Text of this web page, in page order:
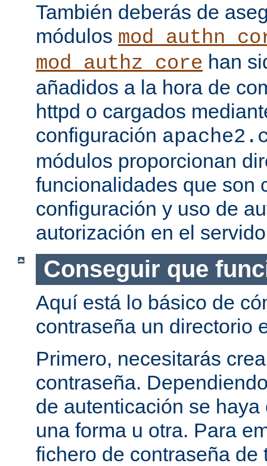
También deberás de
módulos
mod_authz_core han
añadidos a la hora de
httpd o cargados
configuración
módulos proporcionan
funcionalidades que son
configuración y uso de
autorización en el
Conseguir que
Aquí está lo básico de
contraseña un directorio
Primero, necesitarás
contraseña.
de autenticación se
una forma u otra. Para
fichero de contraseña de